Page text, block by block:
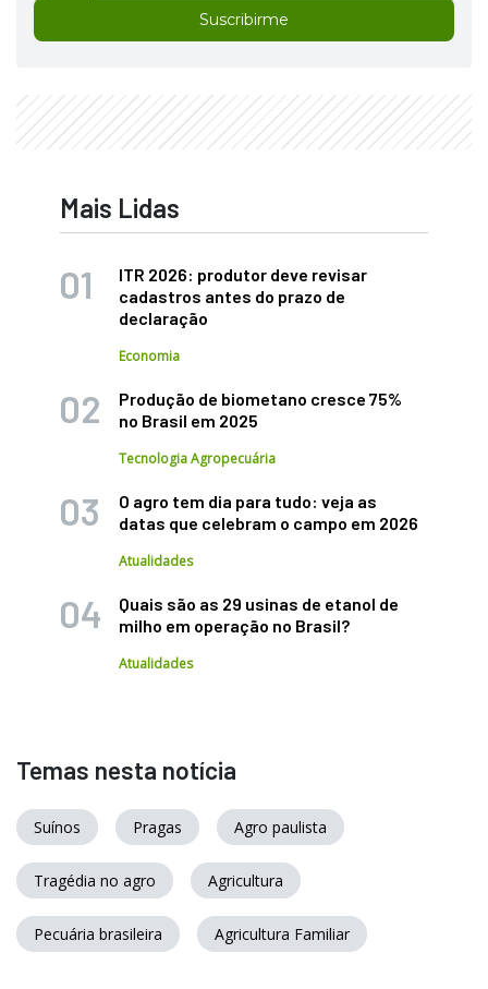
Suscribirme
Mais Lidas
ITR 2026: produtor deve revisar
cadastros antes do prazo de
declaração
Economia
Produção de biometano cresce 75%
no Brasil em 2025
Tecnologia Agropecuária
O agro tem dia para tudo: veja as
datas que celebram o campo em 2026
Atualidades
Quais são as 29 usinas de etanol de
milho em operação no Brasil?
Atualidades
Temas nesta notícia
Suínos Pragas Agro paulista
Tragédia no agro Agricultura
Pecuária brasileira Agricultura Familiar